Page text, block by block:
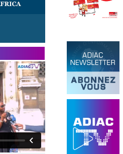
rouges et
d'Europe
mafias du